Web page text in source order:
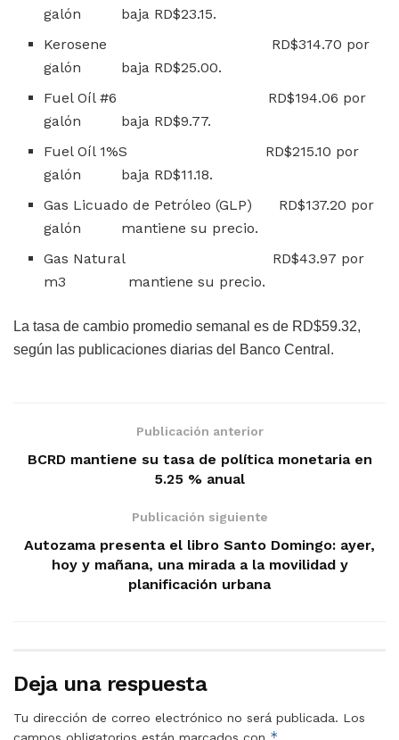
galón baja RD$23.15.
Kerosene RD$314.70 por
galón baja RD$25.00.
Fuel Oíl #6 RD$194.06 por
galón baja RD$9.77.
Fuel Oíl 1%S RD$215.10 por
galón baja RD$11.18.
Gas Licuado de Petróleo (GLP) RD$137.20 por
galón mantiene su precio.
Gas Natural RD$43.97 por
m3 mantiene su precio.
La tasa de cambio promedio semanal es de RD$59.32,
según las publicaciones diarias del Banco Central.
Publicación anterior
BCRD mantiene su tasa de política monetaria en
5.25 % anual
Publicación siguiente
Autozama presenta el libro Santo Domingo: ayer,
hoy y mañana, una mirada a la movilidad y
planificación urbana
Deja una respuesta
Tu dirección de correo electrónico no será publicada. Los
campos obligatorios están marcados con